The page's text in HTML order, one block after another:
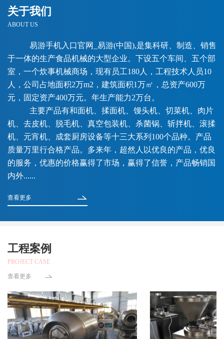
关于我们
ABOUT US
易游手机入口官网_易游(中国),是集科研、制造、销售
于一体的生产食品机械的大型企业。下设五个车间、五个部
室，一个炊事机械商场，现有员工180人，工程技术人员10
人，公司占地面积2万m2，建筑面积1万㎡，总资产600万
元，固定资产400万元。年生产能力2万台。
主要产品有和面机、揉面机、馒头机、切菜机、肉片
机、去皮机、脱毛机、真空包装机、杀菌锅、斩拌机、滚揉
机、元宵机、成套厨房设备等十三大系列100个品种。产品
质量万里行合格产品。多来年，超然人以优良的产品，优良
的服务，优惠的价格赢得了市场，赢得了信誉，产品畅销国
内外......
查看更多
工程案例
PROJECT CASE
查看更多